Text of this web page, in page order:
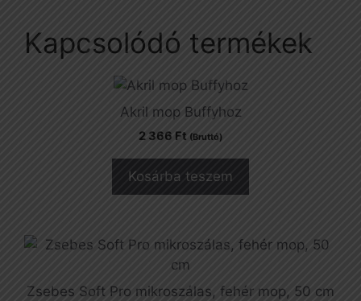
Kapcsolódó termékek
Akril mop Buffyhoz
2 366 Ft (Bruttó)
Kosárba teszem
Zsebes Soft Pro mikroszálas, fehér mop, 50 cm